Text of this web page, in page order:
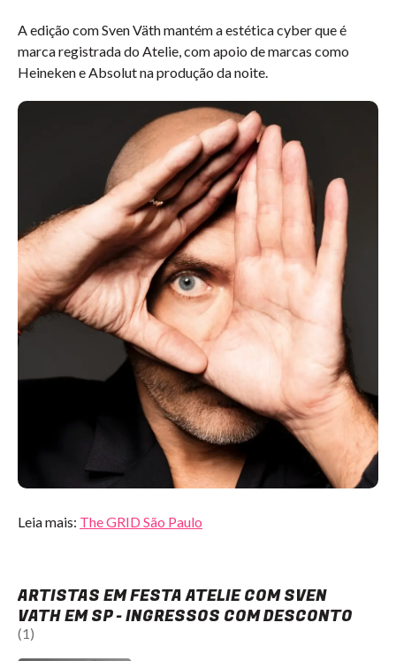
A edição com Sven Väth mantém a estética cyber que é
marca registrada do Atelie, com apoio de marcas como
Heineken e Absolut na produção da noite.
Leia mais: The GRID São Paulo
ARTISTAS EM FESTA ATELIE COM SVEN
VATH EM SP - INGRESSOS COM DESCONTO
(1)